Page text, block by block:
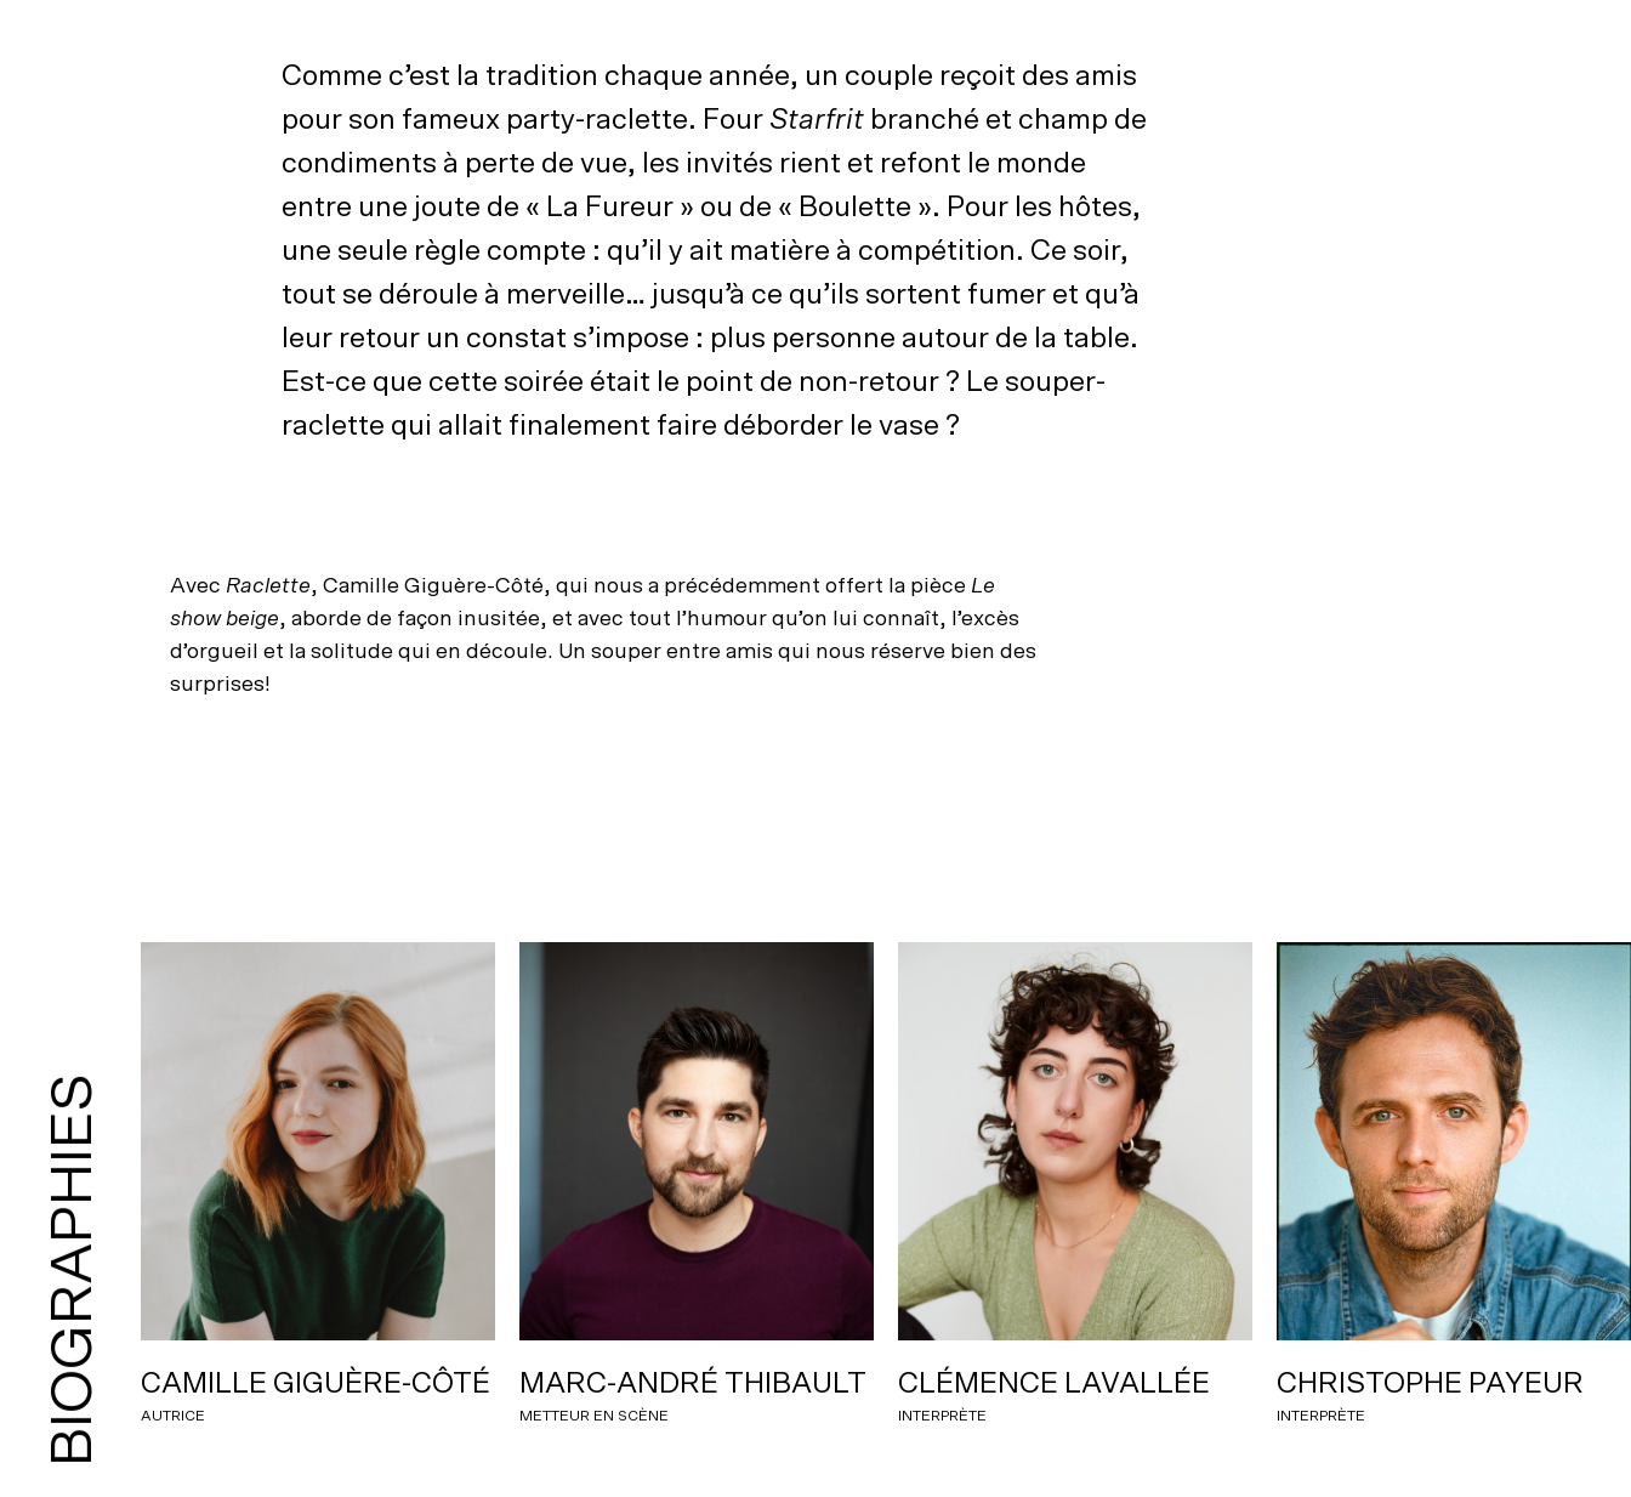
Comme c’est la tradition chaque année, un couple reçoit des amis
pour son fameux party-raclette. Four Starfrit branché et champ de
condiments à perte de vue, les invités rient et refont le monde
entre une joute de « La Fureur » ou de « Boulette ». Pour les hôtes,
une seule règle compte : qu’il y ait matière à compétition. Ce soir,
tout se déroule à merveille… jusqu’à ce qu’ils sortent fumer et qu’à
leur retour un constat s’impose : plus personne autour de la table.
Est-ce que cette soirée était le point de non-retour ? Le souper-
raclette qui allait finalement faire déborder le vase ?
Avec Raclette, Camille Giguère-Côté, qui nous a précédemment offert la pièce Le
show beige, aborde de façon inusitée, et avec tout l’humour qu’on lui connaît, l’excès
d’orgueil et la solitude qui en découle. Un souper entre amis qui nous réserve bien des
surprises!
CAMILLE GIGUÈRE-CÔTÉ
AUTRICE
MARC-ANDRÉ THIBAULT
METTEUR EN SCÈNE
CLÉMENCE LAVALLÉE
INTERPRÈTE
CHRISTOPHE PAYEUR
INTERPRÈTE
BIOGRAPHIES